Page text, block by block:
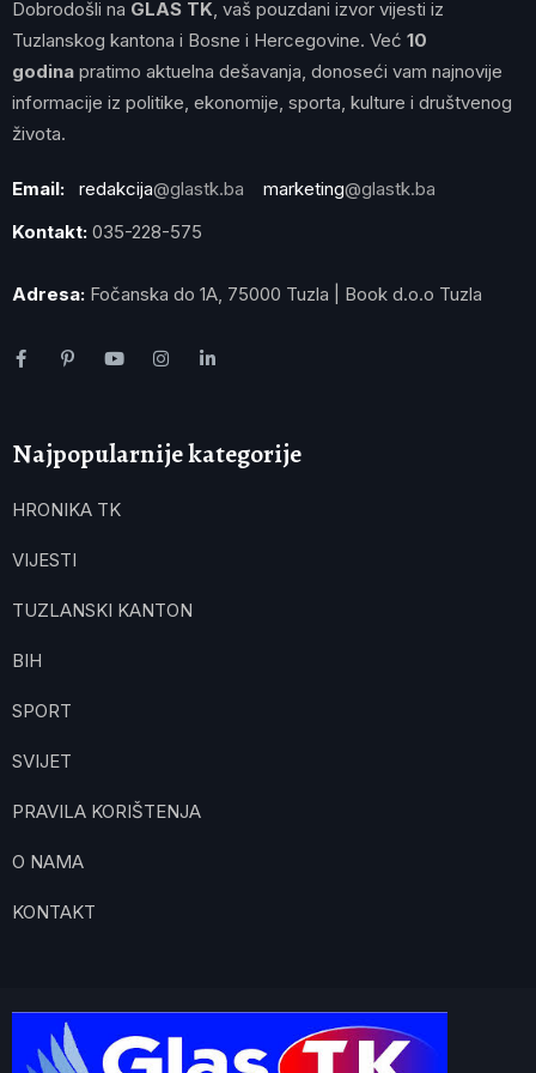
Dobrodošli na GLAS TK , vaš pouzdani izvor vijesti iz
Tuzlanskog kantona i Bosne i Hercegovine. Već 10
godina pratimo aktuelna dešavanja, donoseći vam najnovije
informacije iz politike, ekonomije, sporta, kulture i društvenog
života.
Email: redakcija@glastk.ba marketing@glastk.ba
Kontakt: 035-228-575
Adresa: Fočanska do 1A, 75000 Tuzla | Book d.o.o Tuzla
Najpopularnije kategorije
HRONIKA TK
VIJESTI
TUZLANSKI KANTON
BIH
SPORT
SVIJET
PRAVILA KORIŠTENJA
O NAMA
KONTAKT